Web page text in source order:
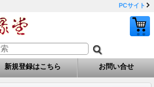
PCサイト
新規登録はこちら お問い合せ